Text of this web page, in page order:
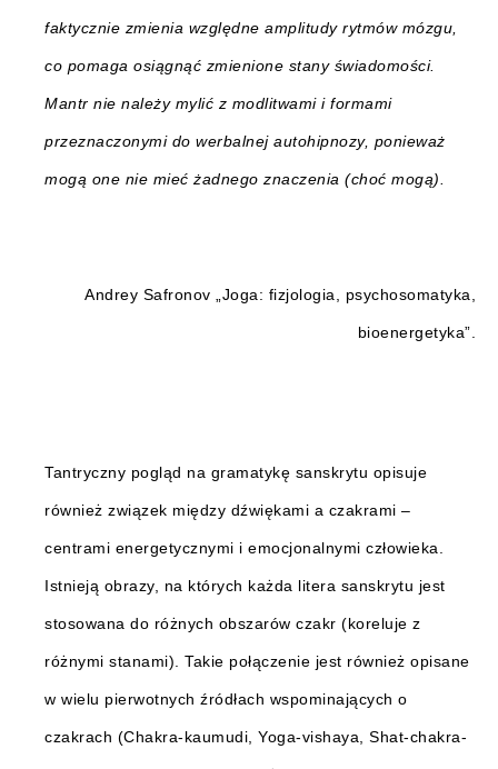
faktycznie zmienia względne amplitudy rytmów mózgu,
co pomaga osiągnąć zmienione stany świadomości.
Mantr nie należy mylić z modlitwami i formami
przeznaczonymi do werbalnej autohipnozy, ponieważ
mogą one nie mieć żadnego znaczenia (choć mogą).
Andrey Safronov „Joga: fizjologia, psychosomatyka,
bioenergetyka”.
Tantryczny pogląd na gramatykę sanskrytu opisuje
również związek między dźwiękami a czakrami –
centrami energetycznymi i emocjonalnymi człowieka.
Istnieją obrazy, na których każda litera sanskrytu jest
stosowana do różnych obszarów czakr (koreluje z
różnymi stanami). Takie połączenie jest również opisane
w wielu pierwotnych źródłach wspominających o
czakrach (Chakra-kaumudi, Yoga-vishaya, Shat-chakra-